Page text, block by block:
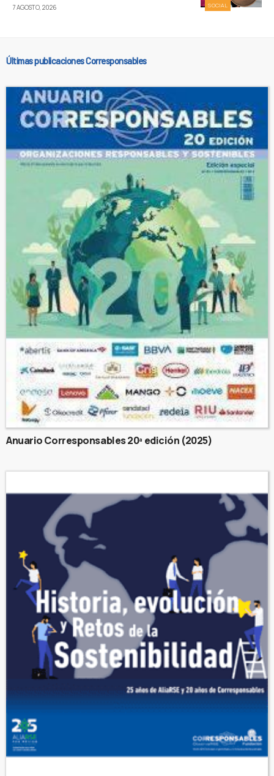
SOCIAL
7 AGOSTO, 2026
Últimas publicaciones Corresponsables
Anuario Corresponsables 20ª edición (2025)